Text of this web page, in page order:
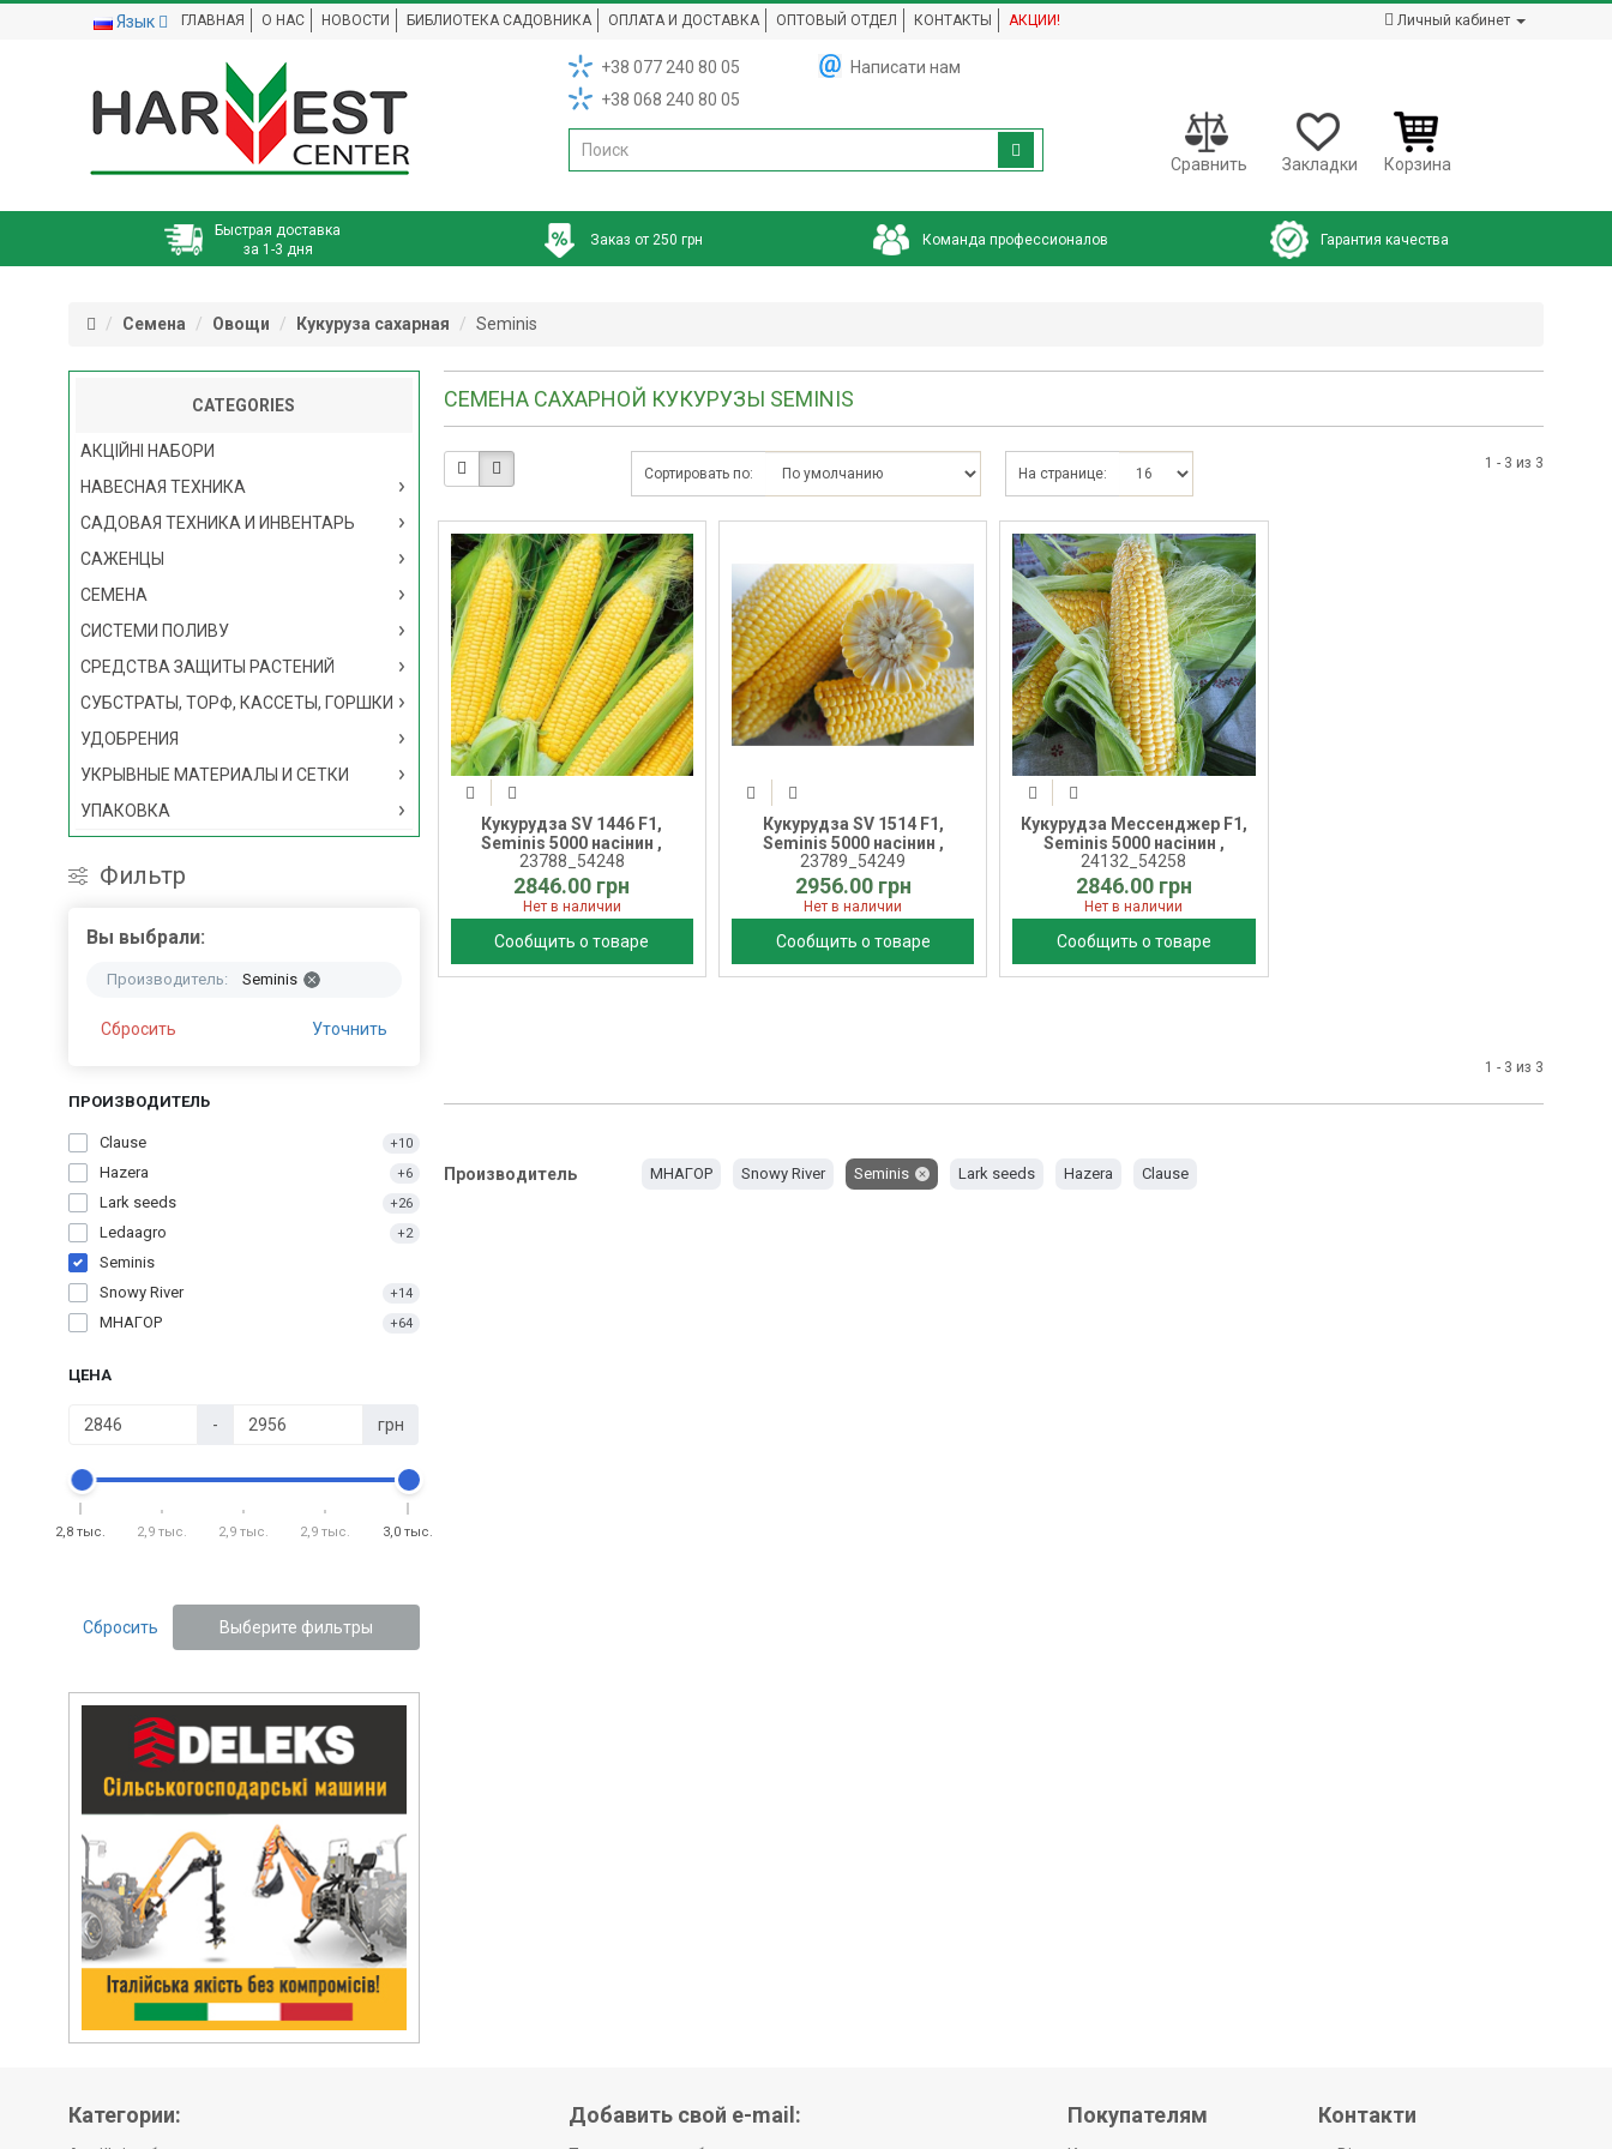
Язык ГЛАВНАЯ О НАС НОВОСТИ БИБЛИОТЕКА САДОВНИКА ОПЛАТА И ДОСТАВКА ОПТОВЫЙ ОТДЕЛ КОНТАКТЫ АКЦИИ! Личный кабинет
+38 077 240 80 05
+38 068 240 80 05
Написати нам
Сравнить Закладки Корзина
Быстрая доставка
за 1-3 дня
Заказ от 250 грн Команда профессионалов Гарантия качества
Семена Овощи Кукуруза сахарная Seminis
CATEGORIES
АКЦІЙНІ НАБОРИ
НАВЕСНАЯ ТЕХНИКА
САДОВАЯ ТЕХНИКА И ИНВЕНТАРЬ
САЖЕНЦЫ
СЕМЕНА
СИСТЕМИ ПОЛИВУ
СРЕДСТВА ЗАЩИТЫ РАСТЕНИЙ
СУБСТРАТЫ, ТОРФ, КАССЕТЫ, ГОРШКИ
УДОБРЕНИЯ
УКРЫВНЫЕ МАТЕРИАЛЫ И СЕТКИ
УПАКОВКА
Фильтр
Вы выбрали:
Производитель: Seminis
Сбросить Уточнить
ПРОИЗВОДИТЕЛЬ
Clause +10
Hazera +6
Lark seeds +26
Ledaagro +2
Seminis
Snowy River
+14
МНАГОР +64
ЦЕНА
- грн
2,8 тыс. 2,9 тыс. 2,9 тыс. 2,9 тыс. 3,0 тыс.
Сбросить Выберите фильтры
СЕМЕНА САХАРНОЙ КУКУРУЗЫ SEMINIS
Сортировать по: На странице:
1 - 3 из 3
Кукурудза SV 1446 F1,
Seminis 5000 насінин ,
23788_54248
2846.00 грн
Нет в наличии
Сообщить о товаре
Кукурудза SV 1514 F1,
Seminis 5000 насінин ,
23789_54249
2956.00 грн
Нет в наличии
Сообщить о товаре
Кукурудза Мессенджер F1,
Seminis 5000 насінин ,
24132_54258
2846.00 грн
Нет в наличии
Сообщить о товаре
1 - 3 из 3
Производитель МНАГОР Snowy River Seminis Lark seeds Hazera Clause
Категории: Добавить свой e-mail: Покупателям Контакти